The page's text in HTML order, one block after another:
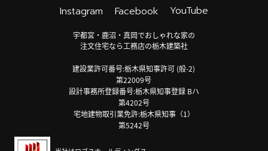
Instagram Facebook YouTube
宇都宮・鹿沼・真岡でおしゃれな家の
注文住宅なら工務店の栃木建築社
建設業許可番号:栃木県知事許可 (般-2)
第22009号
設計事務所登録番号:栃木県知事登録 Bハ
第4202号
宅地建物取引業免許:栃木県知事（1）
第5242号